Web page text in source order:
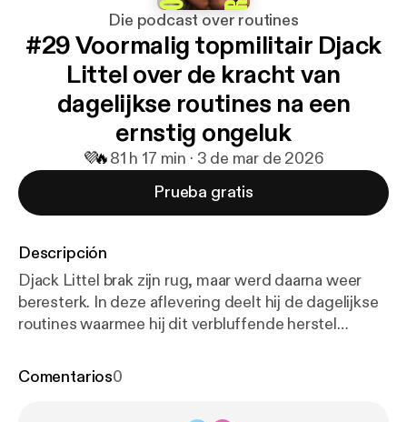
Die podcast over routines
#29 Voormalig topmilitair Djack
Littel over de kracht van
dagelijkse routines na een
ernstig ongeluk
💜🔥81 h 17 min · 3 de mar de 2026
Prueba gratis
Descripción
Djack Littel brak zijn rug, maar werd daarna weer
beresterk. In deze aflevering deelt hij de dagelijkse
routines waarmee hij dit verbluffende herstel
ps://instagram.com/middle_child_media?igshid=Ym
Comentarios0